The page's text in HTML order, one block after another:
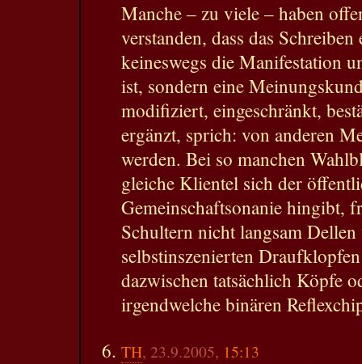
Manche – zu viele – haben
verstanden, dass das
keineswegs die Manifestation
ist, sondern eine
modifiziert, eingeschränkt,
ergänzt, sprich: von anderen
werden. Bei so manchen
gleiche Klientel sich der
Gemeinschaftsonanie hingibt,
Schultern nicht langsam
selbstinszenierten
dazwischen tatsächlich Köpfe
irgendwelche binären
TH, 23.9.2005, 15:13